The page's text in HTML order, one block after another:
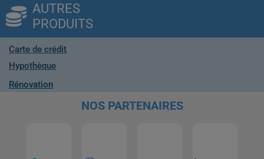
AUTRES
PRODUITS
Carte de crédit
Hypothèque
Rénovation
NOS PARTENAIRES